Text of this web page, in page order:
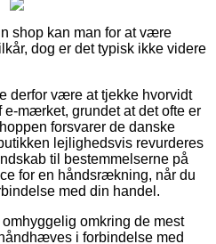
shop kan man for at være
dog er det typisk ikke videre
derfor være at tjekke hvorvidt
mærket, grundet at det ofte er
forsvarer de danske
lejlighedsvis revurderes
til bestemmelserne på
for en håndsrækning, når du
med din handel.
omkring de mest
i forbindelse med